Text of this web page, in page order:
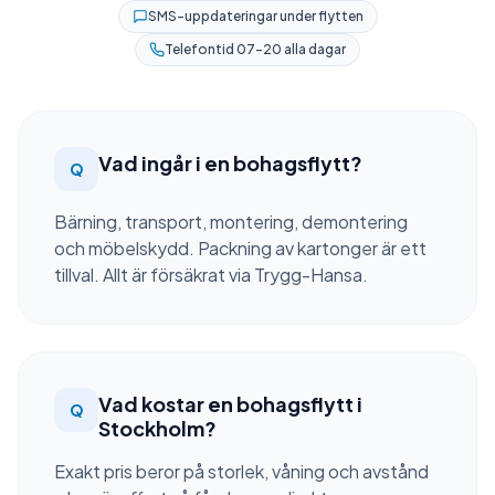
SMS-uppdateringar under flytten
Telefontid 07–20 alla dagar
Q Vad ingår i en bohagsflytt?
Bärning, transport, montering, demontering
och möbelskydd. Packning av kartonger är ett
tillval. Allt är försäkrat via Trygg-Hansa.
Q
Vad kostar en bohagsflytt i
Stockholm?
Exakt pris beror på storlek, våning och avstånd